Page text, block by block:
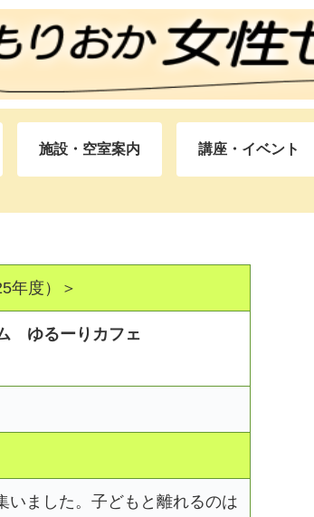
施設・空室案内 講座・イベント
年度）＞
ゆるーりカフェ
いました。子どもと離れるのは